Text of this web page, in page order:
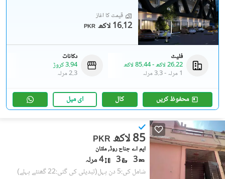
قیمت کا آغاز
PKR 16.12 لاکھ
فلیٹ
26.22 لاکھ
-85.44 لاکھ
1 مرلہ
-3.3 مرلہ
دکانات
3.94 کروڑ
2.3 مرلہ
محفوظ کریں کال ای میل
PKR 85 لاکھ
ایم اے جناح روڈ, ملتان
3
3 4 مرلہ
شامل کی:5 دن پہل (تبدیلی کی گئی:22 گھنٹے پہلے)